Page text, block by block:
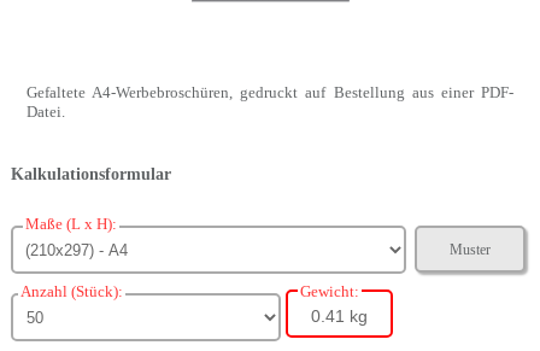
Gefaltete A4-Werbebroschüren, gedruckt auf Bestellung aus einer PDF-
Datei.
Kalkulationsformular
Maße (L x H):
Muster
Anzahl (Stück): Gewicht:
0.41 kg